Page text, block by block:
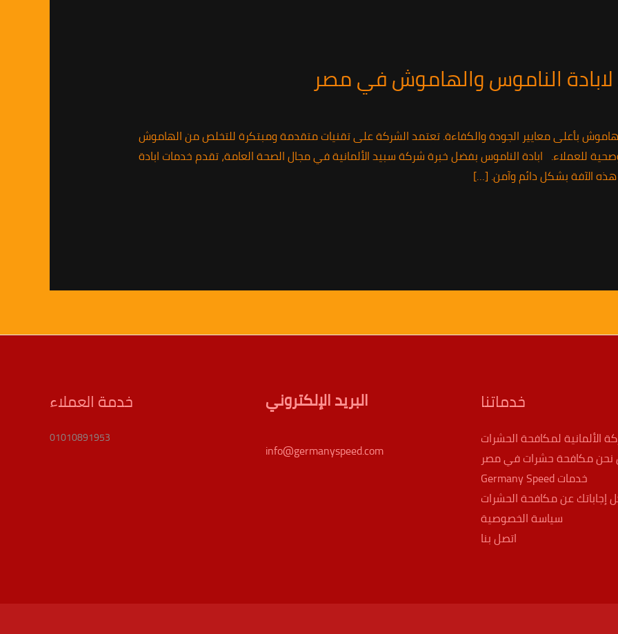
لابادة الناموس والهاموش في مصر
بأعلى معايير الجودة والكفاءة. تعتمد الشركة على تقنيات متقدمة ومبتكرة للتخلص من الهاموش
للعملاء. ابادة الناموس بفضل خبرة شركة سبيد الألمانية في مجال الصحة العامة، تقدم خدمات ابادة
الآفة بشكل دائم وآمن. […]
خدماتنا
الألمانية لمكافحة الحشرات
مكافحة حشرات في مصر
خدمات Germany Speed
إجاباتك عن مكافحة الحشرات
سياسة الخصوصية
اتصل بنا
البريد الإلكتروني
info@germanyspeed.com
خدمة العملاء
01010891953